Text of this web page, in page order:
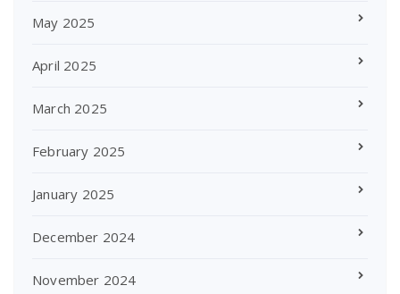
May 2025
April 2025
March 2025
February 2025
January 2025
December 2024
November 2024